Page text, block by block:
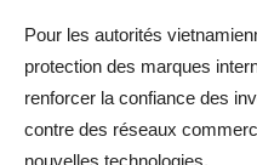
Pour les autorités
protection des marques
renforcer la confiance des
contre des réseaux